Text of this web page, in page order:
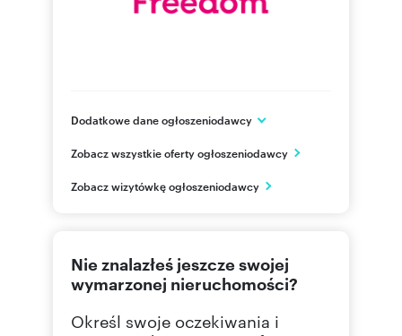
Dodatkowe dane ogłoszeniodawcy
Pruszcz Gdański
PL
Zobacz wszystkie oferty ogłoszeniodawcy
Zobacz wizytówkę ogłoszeniodawcy
Nie znalazłeś jeszcze swojej
wymarzonej nieruchomości?
Określ swoje oczekiwania i